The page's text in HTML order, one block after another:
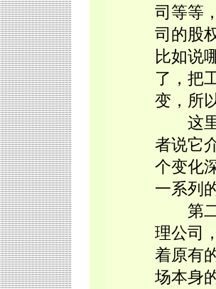
司等等
司的股
比如说
了，把
变，所
这里
者说它
个变化
一系列
第二
理公司
着原有
场本身